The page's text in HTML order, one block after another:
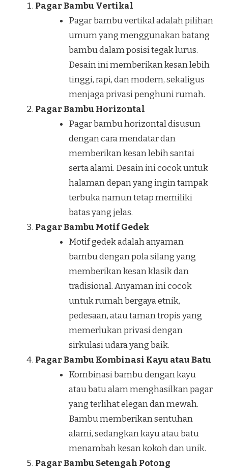
Pagar Bambu Vertikal
Pagar bambu vertikal adalah pilihan
umum yang menggunakan batang
bambu dalam posisi tegak lurus.
Desain ini memberikan kesan lebih
tinggi, rapi, dan modern, sekaligus
menjaga privasi penghuni rumah.
Pagar Bambu Horizontal
Pagar bambu horizontal disusun
dengan cara mendatar dan
memberikan kesan lebih santai
serta alami. Desain ini cocok untuk
halaman depan yang ingin tampak
terbuka namun tetap memiliki
batas yang jelas.
Pagar Bambu Motif Gedek
Motif gedek adalah anyaman
bambu dengan pola silang yang
memberikan kesan klasik dan
tradisional. Anyaman ini cocok
untuk rumah bergaya etnik,
pedesaan, atau taman tropis yang
memerlukan privasi dengan
sirkulasi udara yang baik.
Pagar Bambu Kombinasi Kayu atau Batu
Kombinasi bambu dengan kayu
atau batu alam menghasilkan pagar
yang terlihat elegan dan mewah.
Bambu memberikan sentuhan
alami, sedangkan kayu atau batu
menambah kesan kokoh dan unik.
Pagar Bambu Setengah Potong